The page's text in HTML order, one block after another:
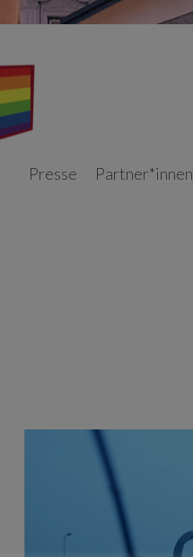
Presse Partner*innen